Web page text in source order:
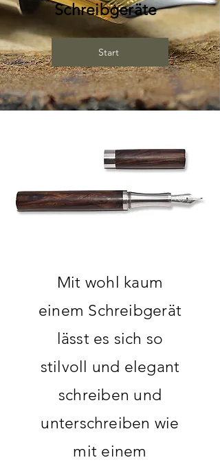
Schreibgeräte
Start
Mit wohl kaum
einem Schreibgerät
lässt es sich so
stilvoll und elegant
schreiben und
unterschreiben wie
mit einem